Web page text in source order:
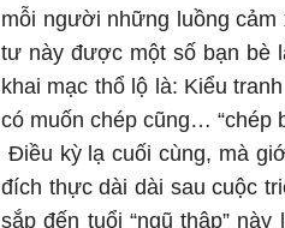
mỗi người những luồng cảm
tư này được một số bạn bè
khai mạc thổ lộ là: Kiểu
có muốn chép cũng… “chép
Điều kỳ lạ cuối cùng, mà
đích thực dài dài sau cuộc
sắp đến tuổi “ngũ thập”